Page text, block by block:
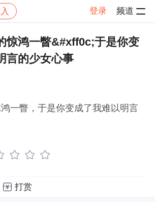
登录 频道
感慨 帖子详情
惊鸿一瞥&#xff0c;于是你变
言的少女心事
一瞥，于是你变成了我难以明言
打赏